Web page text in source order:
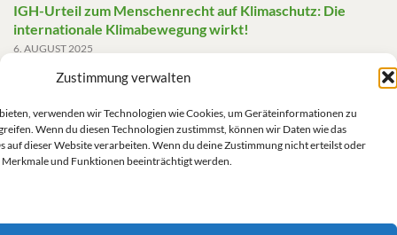
Zustimmung verwalten
verwenden wir Technologien wie Cookies, um Geräteinformationen zu
Wenn du diesen Technologien zustimmst, können wir Daten wie das
auf dieser Website verarbeiten. Wenn du deine Zustimmung nicht erteilst oder
und Funktionen beeinträchtigt werden.
IGH-Urteil zum Menschenrecht auf Klimaschutz: Die
internationale Klimabewegung wirkt!
6. AUGUST 2025
Friedensgutachten 2025
Die AfD mit mehr Demokratie wegregieren
14. MAI 2025